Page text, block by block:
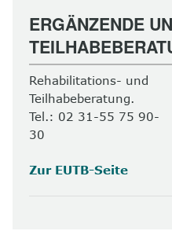
ERGÄNZENDE
Rehabilitations- und
Teilhabeberatung.
Tel.: 02 31-55 75 90-
30
Zur EUTB-Seite